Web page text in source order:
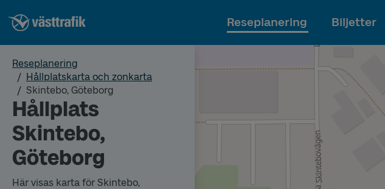
Reseplanering Biljetter
Reseplanering
Hållplatskarta och zonkarta
Skintebo, Göteborg
Hållplats
Skintebo,
Göteborg
Här visas karta för Skintebo,